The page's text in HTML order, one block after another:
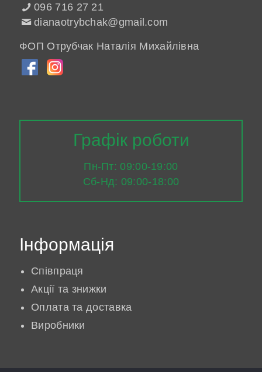
096 716 27 21
dianaotrybchak@gmail.com
ФОП Отрубчак Наталія Михайлівна
Графік роботи
Пн-Пт: 09:00-19:00
Сб-Нд: 09:00-18:00
Інформація
Співпраця
Акції та знижки
Оплата та доставка
Виробники